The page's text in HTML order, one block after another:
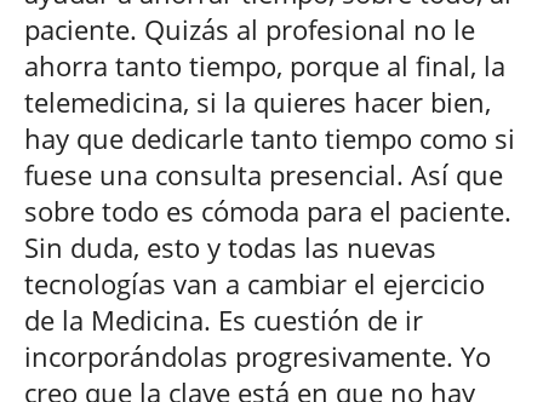
paciente. Quizás al profesional no le
ahorra tanto tiempo, porque al final, la
telemedicina, si la quieres hacer bien,
hay que dedicarle tanto tiempo como si
fuese una consulta presencial. Así que
sobre todo es cómoda para el paciente.
Sin duda, esto y todas las nuevas
tecnologías van a cambiar el ejercicio
de la Medicina. Es cuestión de ir
incorporándolas progresivamente. Yo
creo que la clave está en que no hay